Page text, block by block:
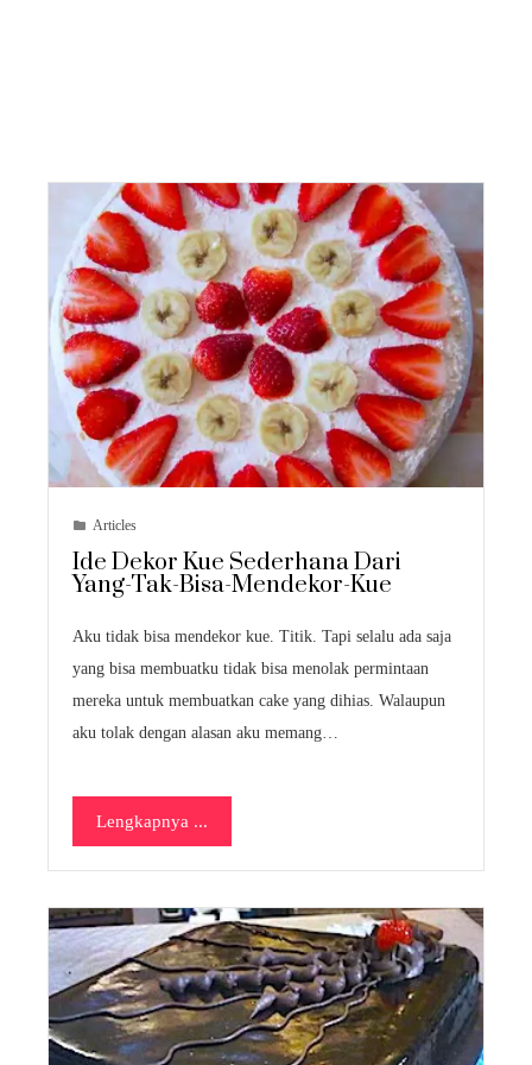
Articles
Ide Dekor Kue Sederhana Dari
Yang-Tak-Bisa-Mendekor-Kue
Aku tidak bisa mendekor kue. Titik. Tapi selalu ada saja
yang bisa membuatku tidak bisa menolak permintaan
mereka untuk membuatkan cake yang dihias. Walaupun
aku tolak dengan alasan aku memang…
Lengkapnya ...